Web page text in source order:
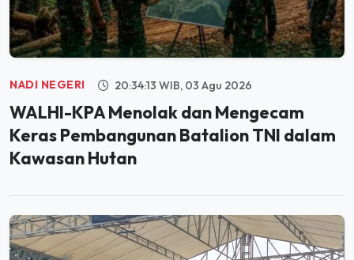
NADI NEGERI 20:34:13 WIB, 03 Agu 2026
WALHI-KPA Menolak dan Mengecam
Keras Pembangunan Batalion TNI dalam
Kawasan Hutan